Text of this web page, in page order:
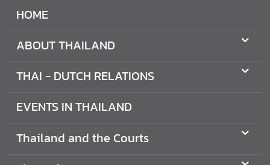
N
V
S
A
E
HOME
ABOUT THAILAND
THAI - DUTCH RELATIONS
EVENTS IN THAILAND
Thailand and the Courts